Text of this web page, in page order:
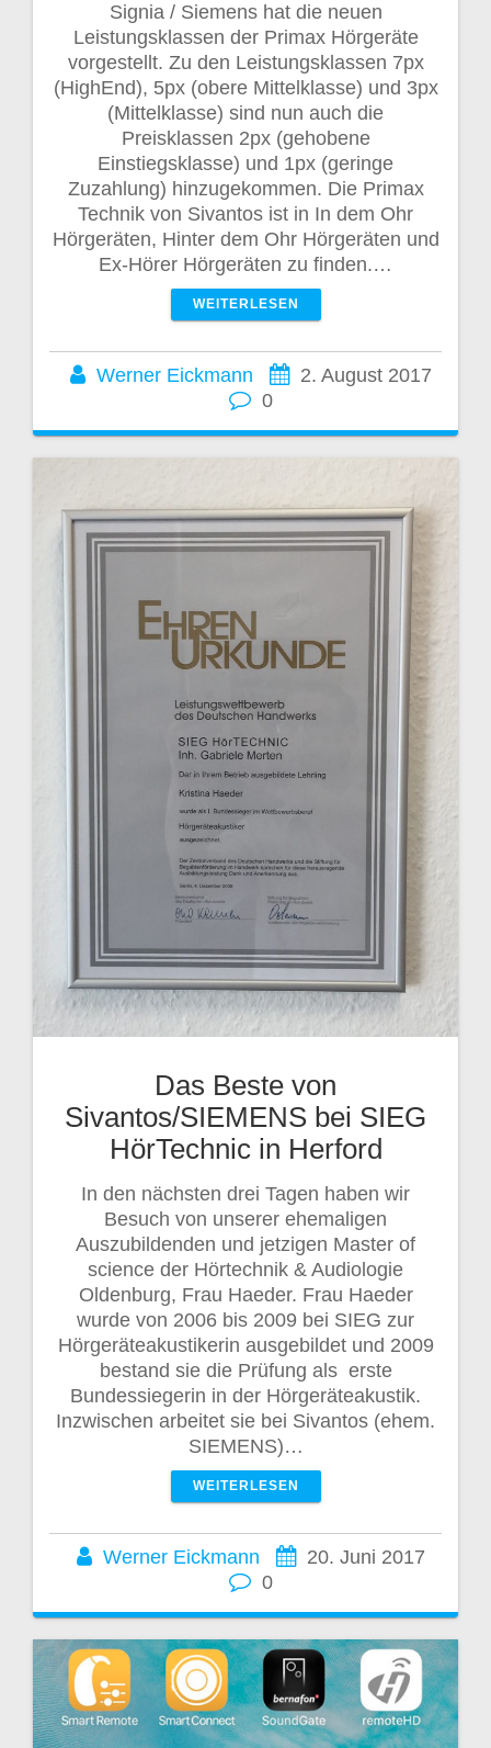
Signia / Siemens hat die neuen
Leistungsklassen der Primax Hörgeräte
vorgestellt. Zu den Leistungsklassen 7px
(HighEnd), 5px (obere Mittelklasse) und 3px
(Mittelklasse) sind nun auch die
Preisklassen 2px (gehobene
Einstiegsklasse) und 1px (geringe
Zuzahlung) hinzugekommen. Die Primax
Technik von Sivantos ist in In dem Ohr
Hörgeräten, Hinter dem Ohr Hörgeräten und
Ex-Hörer Hörgeräten zu finden.…
WEITERLESEN
Werner Eickmann
2. August 2017
0
Das Beste von
Sivantos/SIEMENS bei SIEG
HörTechnic in Herford
In den nächsten drei Tagen haben wir
Besuch von unserer ehemaligen
Auszubildenden und jetzigen Master of
science der Hörtechnik & Audiologie
Oldenburg, Frau Haeder. Frau Haeder
wurde von 2006 bis 2009 bei SIEG zur
Hörgeräteakustikerin ausgebildet und 2009
bestand sie die Prüfung als erste
Bundessiegerin in der Hörgeräteakustik.
Inzwischen arbeitet sie bei Sivantos (ehem.
SIEMENS)…
WEITERLESEN
Werner Eickmann
20. Juni 2017
0